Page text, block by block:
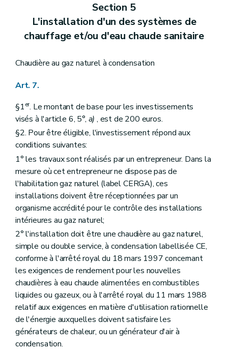
Section 5
L'installation d'un des systèmes de
chauffage et/ou d'eau chaude sanitaire
Chaudière au gaz naturel à condensation
Art. 7.
§1er. Le montant de base pour les investissements
visés à l'article 6, 5°, a) , est de 200 euros.
§2. Pour être éligible, l'investissement répond aux
conditions suivantes:
1° les travaux sont réalisés par un entrepreneur. Dans la
mesure où cet entrepreneur ne dispose pas de
l'habilitation gaz naturel (label CERGA), ces
installations doivent être réceptionnées par un
organisme accrédité pour le contrôle des installations
intérieures au gaz naturel;
2° l'installation doit être une chaudière au gaz naturel,
simple ou double service, à condensation labellisée CE,
conforme à l'arrêté royal du 18 mars 1997 concernant
les exigences de rendement pour les nouvelles
chaudières à eau chaude alimentées en combustibles
liquides ou gazeux, ou à l'arrêté royal du 11 mars 1988
relatif aux exigences en matière d'utilisation rationnelle
de l'énergie auxquelles doivent satisfaire les
générateurs de chaleur, ou un générateur d'air à
condensation.